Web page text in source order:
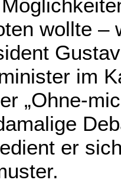
wollte –
im
„Ohne-
er